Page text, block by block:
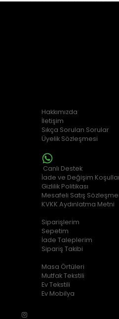
Hakkımızda
İletişim
Sıkça Sorulan Sorular
Üyelik Sözleşmesi
Canlı Destek
İade ve Değişim
Gizlilik Politikası
Mesafeli Satış
KVKK Aydınlatma Metni
Siparişlerim
Sepetim
İade Taleplerim
Sipariş Takibi
Masa Örtüleri
Mutfak Tekstili
Ev Tekstili
Ev Mobilya